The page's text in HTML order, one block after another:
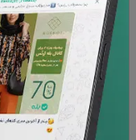
اکسیدان قوی
رژلب ایفسن فاقد
توسط آزمایشگاه­های